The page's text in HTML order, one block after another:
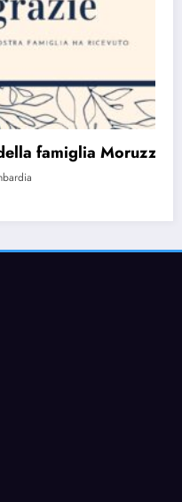
Moruzzi